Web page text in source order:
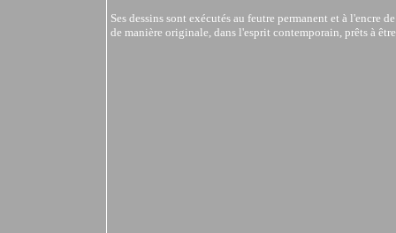
Ses dessins sont exécutés au feutre permanent et à l'encre
de manière originale, dans l'esprit contemporain, prêts à